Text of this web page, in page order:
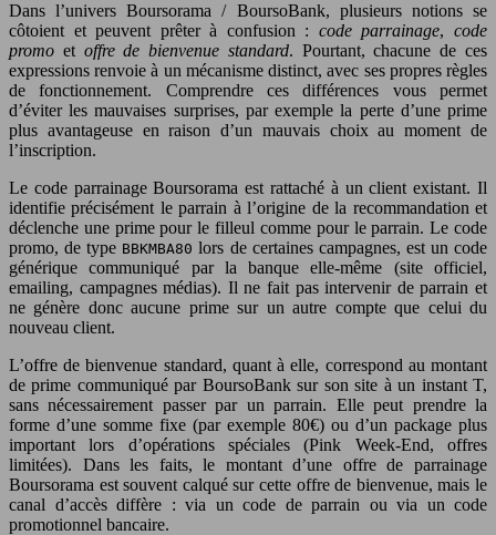
Dans l’univers Boursorama / BoursoBank, plusieurs notions se
côtoient et peuvent prêter à confusion : code parrainage,code
promo et offre de bienvenue standard. Pourtant, chacune de ces
expressions renvoie à un mécanisme distinct, avec ses propres règles
de fonctionnement. Comprendre ces différences vous permet
d’éviter les mauvaises surprises, par exemple la perte d’une prime
plus avantageuse en raison d’un mauvais choix au moment de
l’inscription.
Le code parrainage Boursorama est rattaché à un client existant. Il
identifie précisément le parrain à l’origine de la recommandation et
déclenche une prime pour le filleul comme pour le parrain. Le code
promo, de type BBKMBA80 lors de certaines campagnes, est un code
générique communiqué par la banque elle-même (site officiel,
emailing, campagnes médias). Il ne fait pas intervenir de parrain et
ne génère donc aucune prime sur un autre compte que celui du
nouveau client.
L’offre de bienvenue standard, quant à elle, correspond au montant
de prime communiqué par BoursoBank sur son site à un instant T,
sans nécessairement passer par un parrain. Elle peut prendre la
forme d’une somme fixe (par exemple 80€) ou d’un package plus
important lors d’opérations spéciales (Pink Week-End, offres
limitées). Dans les faits, le montant d’une offre de parrainage
Boursorama est souvent calqué sur cette offre de bienvenue, mais le
canal d’accès diffère : via un code de parrain ou via un code
promotionnel bancaire.